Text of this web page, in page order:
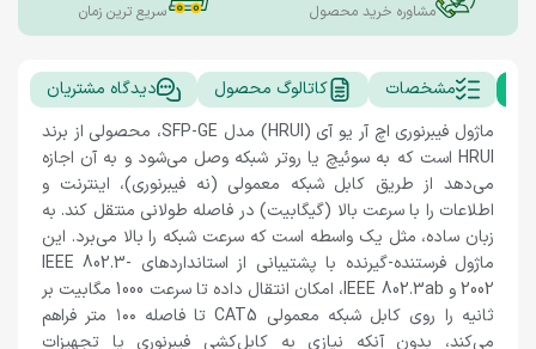
مشاوره خرید محصول سریع ترین زمان
مشخصات کاتالوگ محصول
دیدگاه مشتریان
ماژول فیبرنوری اچ آر یو آی (HRUI) مدل SFP-GE، محصولی از برند
HRUI است که به سوئیچ یا روتر شبکه وصل می‌شود و به آن اجازه
می‌دهد از طریق کابل شبکه معمولی (نه فیبرنوری)، اینترنت و
اطلاعات را با سرعت بالا (گیگابیت) در فاصله طولانی منتقل کند. به
زبان ساده، مثل یک واسطه است که سرعت شبکه را بالا می‌برد. این
ماژول فرستنده-گیرنده با پشتیبانی از استانداردهای IEEE 802.3-
2002 و IEEE 802.3ab، امکان انتقال داده تا سرعت 1000 مگابیت بر
ثانیه را روی کابل شبکه معمولی CAT5 تا فاصله ۱۰۰ متر فراهم
می‌کند، بدون آنکه نیازی به کابل‌کشی فیبرنوری یا تجهیزات